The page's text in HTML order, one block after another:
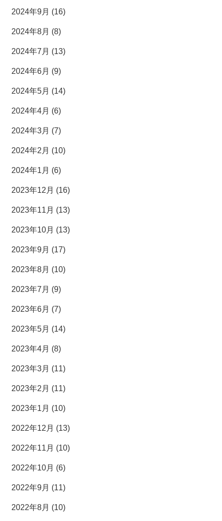
2024年9月 (16)
2024年8月 (8)
2024年7月 (13)
2024年6月 (9)
2024年5月 (14)
2024年4月 (6)
2024年3月 (7)
2024年2月 (10)
2024年1月 (6)
2023年12月 (16)
2023年11月 (13)
2023年10月 (13)
2023年9月 (17)
2023年8月 (10)
2023年7月 (9)
2023年6月 (7)
2023年5月 (14)
2023年4月 (8)
2023年3月 (11)
2023年2月 (11)
2023年1月 (10)
2022年12月 (13)
2022年11月 (10)
2022年10月 (6)
2022年9月 (11)
2022年8月 (10)